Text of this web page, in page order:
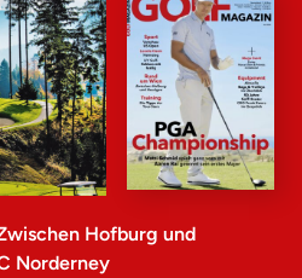
Hofburg und
Norderney